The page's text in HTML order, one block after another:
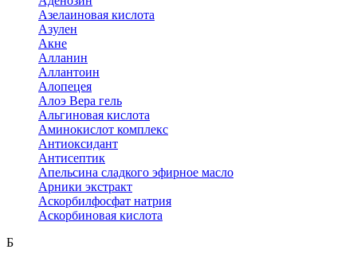
Азелаиновая кислота
Азулен
Акне
Алланин
Аллантоин
Алопецея
Алоэ Вера гель
Альгиновая кислота
Аминокислот комплекс
Антиоксидант
Антисептик
Апельсина сладкого эфирное масло
Арники экстракт
Аскорбилфосфат натрия
Аскорбиновая кислота
Б